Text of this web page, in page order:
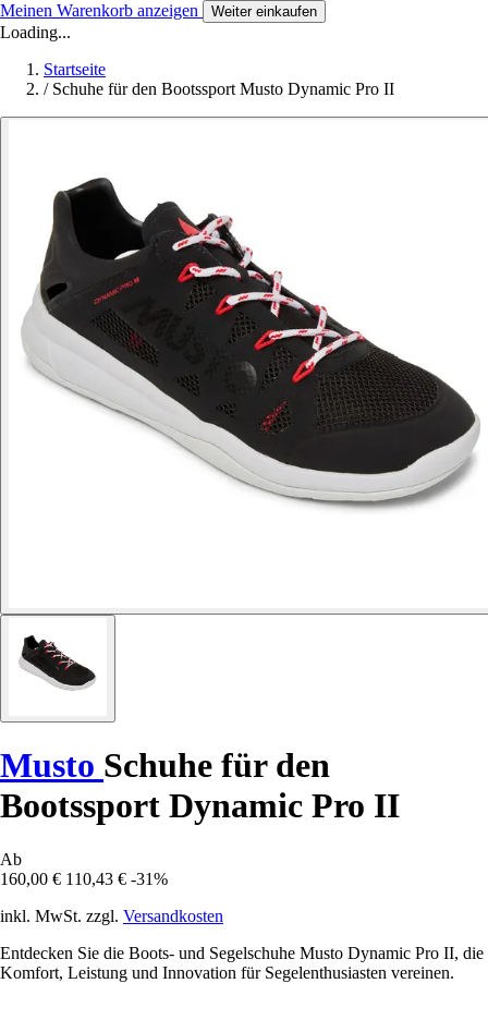
Meinen Warenkorb anzeigen Weiter einkaufen
Loading...
Startseite
/ Schuhe für den Bootssport Musto Dynamic Pro II
Musto Schuhe für den
Bootssport Dynamic Pro II
Ab
160,00 € 110,43 € -31%
inkl. MwSt. zzgl. Versandkosten
Entdecken Sie die Boots- und Segelschuhe Musto Dynamic Pro II, die
Komfort, Leistung und Innovation für Segelenthusiasten vereinen.